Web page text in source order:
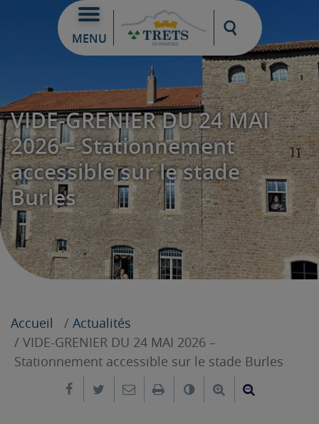
MENU
Moteur de
VIDE-GRENIER DU 24 MAI
2026 – Stationnement
accessible sur le stade
Burles
Accueil
Actualités
VIDE-GRENIER DU 24 MAI 2026 –
Stationnement accessible sur le stade Burles
Partager sur Facebook
Partager sur Twitter
Envoyer par e-mail
ImprimerChanger leAgrandir le